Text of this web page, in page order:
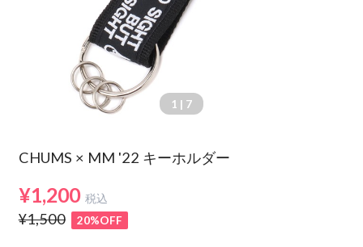
1 | 7
CHUMS × MM '22 キーホルダー
¥1,200 税込
¥1,500 20%OFF